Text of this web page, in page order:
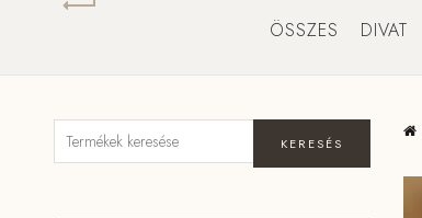
ÖSSZES DIVAT
KERESÉS